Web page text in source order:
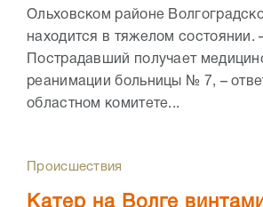
Ольховском районе
находится в тяжелом состоянии.
Пострадавший получает
реанимации больницы № 7, –
областном комитете...
Происшествия
Катер на Волге